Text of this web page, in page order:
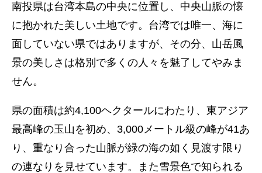
南投県は台湾本島の中央に位置し、中央山脈の懐
に抱かれた美しい土地です。台湾では唯一、海に
面していない県ではありますが、その分、山岳風
景の美しさは格別で多くの人々を魅了してやみま
せん。
県の面積は約4,100ヘクタールにわたり、東アジア
最高峰の玉山を初め、3,000メートル級の峰が41あ
り、重なり合った山脈が緑の海の如く見渡す限り
の連なりを見せています。また雪景色で知られる